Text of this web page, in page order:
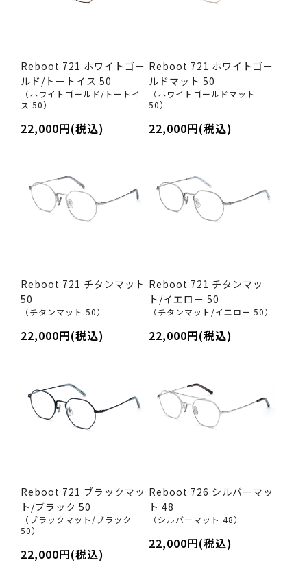
Reboot 721 ホワイトゴー
ルド/トートイス 50
（ホワイトゴールド/トートイ
ス 50）
22,000円(税込)
Reboot 721 ホワイトゴー
ルドマット 50
（ホワイトゴールドマット
50）
22,000円(税込)
Reboot 721 チタンマット
50
（チタンマット 50）
22,000円(税込)
Reboot 721 チタンマッ
ト/イエロー 50
（チタンマット/イエロー 50）
22,000円(税込)
Reboot 721 ブラックマッ
ト/ブラック 50
（ブラックマット/ブラック
50）
22,000円(税込)
Reboot 726 シルバーマッ
ト 48
（シルバーマット 48）
22,000円(税込)